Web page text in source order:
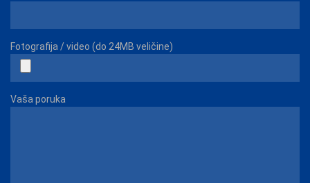
Fotografija / video (do 24MB veličine)
Vaša poruka